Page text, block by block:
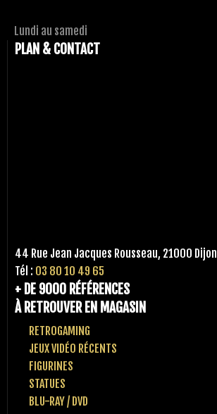
Lundi au samedi
PLAN & CONTACT
44 Rue Jean Jacques Rousseau, 21000 Dijon
Tél : 03 80 10 49 65
+ DE 9000 RÉFÉRENCES
À RETROUVER EN MAGASIN
RETROGAMING
JEUX VIDÉO RÉCENTS
FIGURINES
STATUES
BLU-RAY / DVD